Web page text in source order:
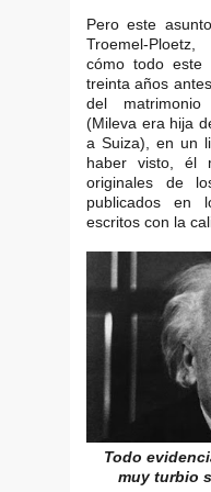
Pero este
Troemel-
cómo todo este
treinta años
del
(Mileva era hija
a Suiza), en un
haber visto, él
originales de
publicados en
escritos con la
Todo
muy turbio